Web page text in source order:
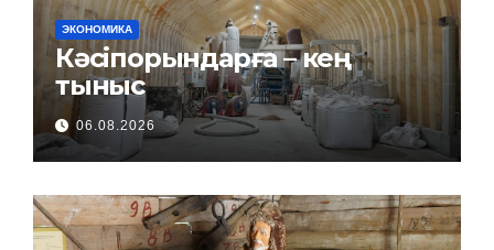
ЭКОНОМИКА
Кәсіпорындарға – кең
тыныс
06.08.2026